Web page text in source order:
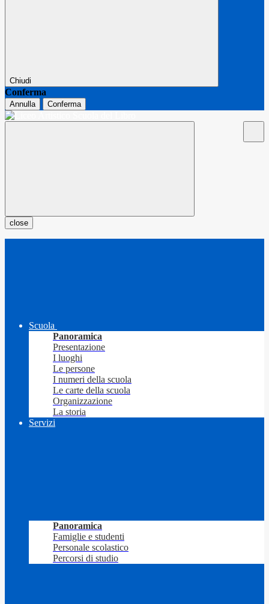
Chiudi
Conferma
Annulla Conferma
close
Scuola
Panoramica
Presentazione
I luoghi
Le persone
I numeri della scuola
Le carte della scuola
Organizzazione
La storia
Servizi
Panoramica
Famiglie e studenti
Personale scolastico
Percorsi di studio